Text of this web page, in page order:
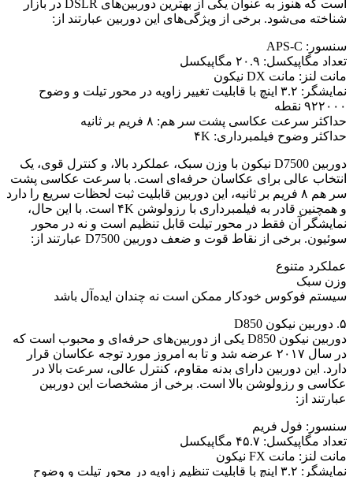
است که هنوز به عنوان یکی از بهترین دوربین‌های DSLR در بازار
شناخته می‌شود. برخی از ویژگی‌های این دوربین عبارتند از:
سنسور: APS-C
تعداد مگاپیکسل: ۲۰.۹ مگاپیکسل
مانت لنز: مانت DX نیکون
نمایشگر: ۳.۲ اینچ با قابلیت تغییر زاویه در محور تیلت و وضوح
۹۲۲۰۰۰ نقطه
حداکثر سرعت عکاسی پشت سر هم: ۸ فریم بر ثانیه
حداکثر وضوح فیلمبرداری: ۴K
دوربین D7500 نیکون با وزن سبک، عملکرد بالا، و کنترل قوی، یک
انتخاب عالی برای عکاسان حرفه‌ای است. با سرعت عکاسی پشت
سر هم ۸ فریم بر ثانیه، این دوربین قابلیت ثبت لحظات سریع را دارد
و همچنین قادر به فیلمبرداری با رزولوشن ۴K است. با این حال،
نمایشگر آن فقط در محور تیلت قابل تنظیم است و نه در محور
سوئیون. برخی از نقاط قوت و ضعف دوربین D7500 عبارتند از:
عملکرد متنوع
وزن سبک
سیستم فوکوس خودکار ممکن است نه چندان ایده‌آل باشد
۵. دوربین نیکون D850
دوربین نیکون D850 یکی از دوربین‌های حرفه‌ای و محبوب است که
در سال ۲۰۱۷ عرضه شد و تا به امروز مورد توجه عکاسان قرار
دارد. این دوربین دارای بدنه مقاوم، کنترل عالی، سرعت بالا در
عکاسی و رزولوشن بالا است. برخی از مشخصات این دوربین
عبارتند از:
سنسور: فول فریم
تعداد مگاپیکسل: ۴۵.۷ مگاپیکسل
مانت لنز: مانت FX نیکون
نمایشگر: ۳.۲ اینچ با قابلیت تنظیم زاویه در محور تیلت و وضوح